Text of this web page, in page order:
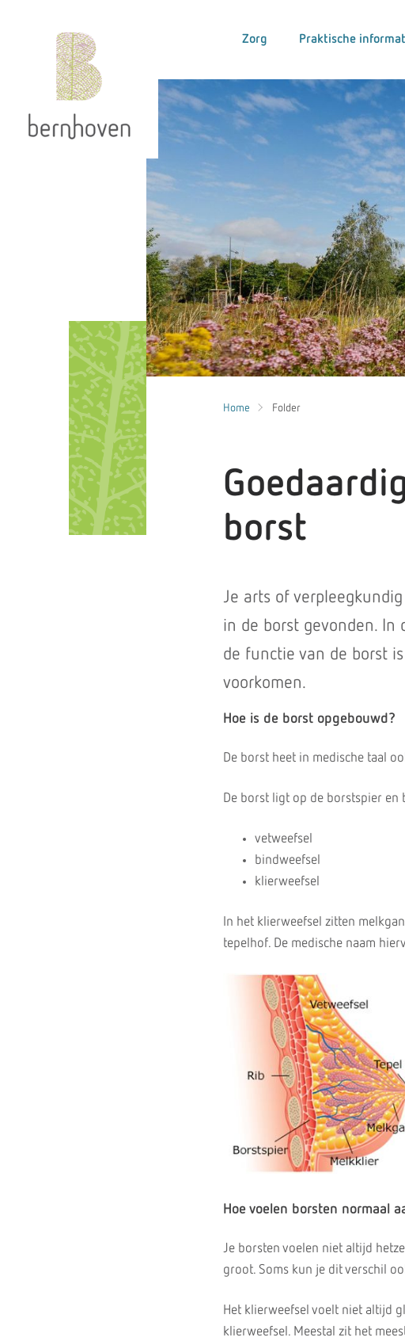
Zorg Praktische
Home Folder
borst
Je arts of
in de borst gevonden. In
de functie van de borst
voorkomen.
Hoe is de borst opgebouwd?
De borst heet in medische taal
De borst ligt op de borstspier en
vetweefsel
bindweefsel
klierweefsel
In het klierweefsel zitten
tepelhof. De medische naam
Hoe voelen borsten normaal
Je borsten voelen niet altijd
groot. Soms kun je dit verschil
Het klierweefsel voelt niet altijd
klierweefsel. Meestal zit het